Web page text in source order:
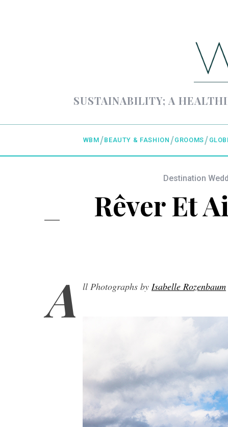
SUSTAINABILITY; A
WBM BEAUTY & FASHION GROOMS
Destination
Rêver Et
A ll Photographs by Isabelle Rozenbaum